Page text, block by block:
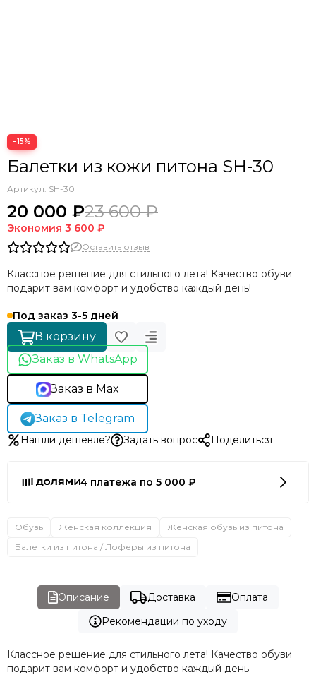
−15%
Балетки из кожи питона SH-30
Артикул: SH-30
20 000 ₽23 600 ₽
Экономия 3 600 ₽
Оставить отзыв
Классное решение для стильного лета! Качество обуви
подарит вам комфорт и удобство каждый день!
Под заказ 3-5 дней
В корзину
Заказ в WhatsApp
Заказ в Max
Заказ в Telegram
Нашли дешевле? Задать вопрос Поделиться
4 платежа по 5 000 ₽
Обувь Женская коллекция
Женская обувь из питона
Балетки из питона / Лоферы из питона
Описание Доставка
Оплата
Рекомендации по уходу
Классное решение для стильного лета! Качество обуви
подарит вам комфорт и удобство каждый день